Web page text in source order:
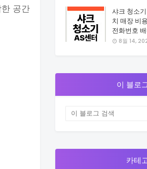
공간
샤크 청소
치 매장 비
전화번호
8월 14,
이 블로
카테